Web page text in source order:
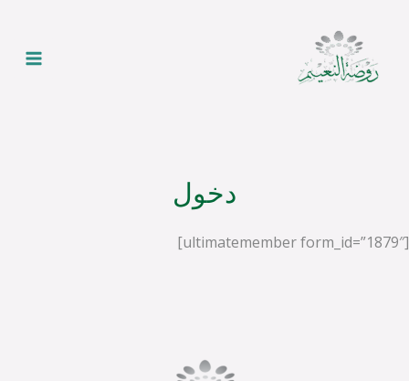
المحتوى
دخول
[ultimatemember form_id=”1879″]